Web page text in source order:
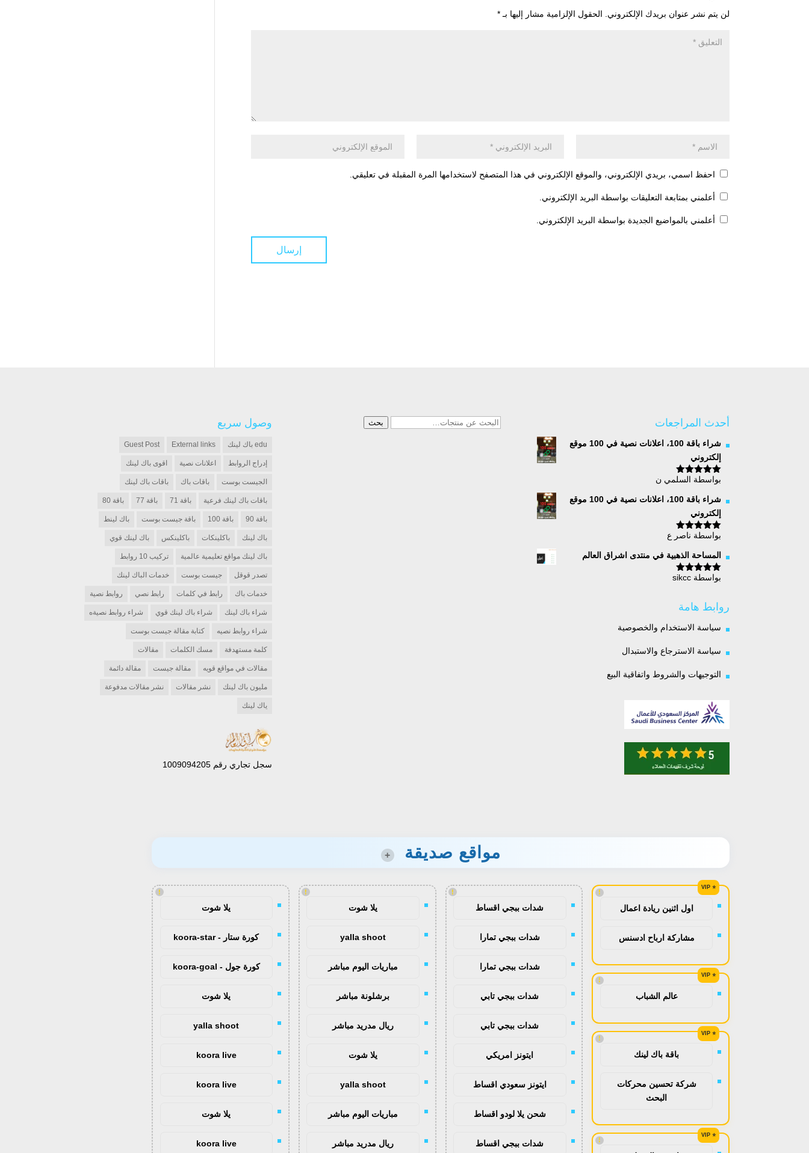
لن يتم نشر عنوان بريدك الإلكتروني. الحقول الإلزامية مشار إليها بـ *
احفظ اسمي، بريدي الإلكتروني، والموقع الإلكتروني في هذا المتصفح لاستخدامها المرة المقبلة في تعليقي.
أعلمني بمتابعة التعليقات بواسطة البريد الإلكتروني.
أعلمني بالمواضيع الجديدة بواسطة البريد الإلكتروني.
أحدث المراجعات
شراء باقة 100، اعلانات نصية في 100 موقع
إلكتروني
تم التقييم5
بواسطة السلمي ن
شراء باقة 100، اعلانات نصية في 100 موقع
إلكتروني
تم التقييم5
بواسطة ناصر ع
المساحة الذهبية في منتدى اشراق العالم
تم التقييم5
بواسطة sikcc
روابط هامة
سياسة الاستخدام والخصوصية
سياسة الاسترجاع والاستبدال
التوجيهات والشروط واتفاقية البيع
البحث
بحث وصول سريع
edu باك لينك External links
Guest Post
إدراج الروابط اعلانات نصية اقوى باك لينك
الجيست بوست باقات باك باقات باك لينك
باقات باك لينك فرعية باقة 71 باقة 77 باقة 80
باقة 90 باقة 100 باقة جيست بوست باك لينط
باك لينك باكلينكات باكلينكس باك لينك قوي
باك لينك مواقع تعليمية عالمية تركيب 10 روابط
تصدر قوقل جيست بوست خدمات الباك لينك
خدمات باك رابط في كلمات رابط نصي روابط نصية
شراء باك لينك شراء باك لينك قوي شراء روابط نصيةه
شراء روابط نصيه كتابة مقالة جيست بوست
كلمة مستهدفة مسك الكلمات مقالات
مقالات في مواقع قويه مقالة جيست مقالة دائمة
مليون باك لينك نشر مقالات نشر مقالات مدفوعة
ياك لينك
سجل تجاري رقم 1009094205
مواقع صديقة +
!
اول اثنين ريادة اعمال
مشاركة ارباح ادسنس
!
عالم الشباب
!
باقة باك لينك
شركة تحسين محركات
البحث
!
!
شدات ببجي اقساط
شدات ببجي تمارا
شدات ببجي تمارا
شدات ببجي تابي
شدات ببجي تابي
ايتونز امريكي
ايتونز سعودي اقساط
شحن يلا لودو اقساط
شدات ببجي اقساط
!
يلا شوت
yalla shoot
مباريات اليوم مباشر
برشلونة مباشر
ريال مدريد مباشر
يلا شوت
yalla shoot
مباريات اليوم مباشر
ريال مدريد مباشر
!
يلا شوت
كورة ستار - koora-star
كورة جول - koora-goal
يلا شوت
yalla shoot
koora live
koora live
يلا شوت
koora live